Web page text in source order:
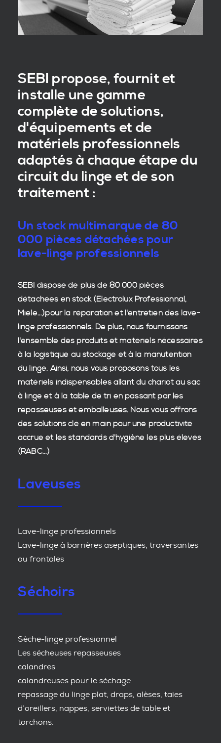
SEBI propose, fournit et
installe une gamme
complète de solutions,
d'équipements et de
matériels professionnels
adaptés à chaque étape du
circuit du linge et de son
traitement :
Un stock multimarque de 80
000 pièces détachées pour
lave-linge professionnels
SEBI dispose de plus de 80 000pièces
détachées en stock(Electrolux Professionnal,
Miele...)pour la réparation et l'entretien des lave-
linge professionnels. De plus, nous fournissons
l'ensemble des produits et matériels nécessaires
à la logistique au stockage et à la manutention
du linge. Ainsi, nous vous proposons tous les
matériels indispensables allant du chariot au sac
à linge et à la table de tri en passant par les
repasseuses et emballeuses. Nous vous offrons
des solutions clé en main pour une productivité
accrue et lesstandards d'hygiène les plus élevés
(RABC...)
Laveuses
Lave-linge professionnels
Lave-linge à barrières aseptiques, traversantes
ou frontales
Séchoirs
Sèche-linge professionnel
Les sécheuses repasseuses
calandres
calandreuses pour le séchage
repassage du linge plat, draps, alèses, taies
d’oreillers, nappes, serviettes de table et
torchons.